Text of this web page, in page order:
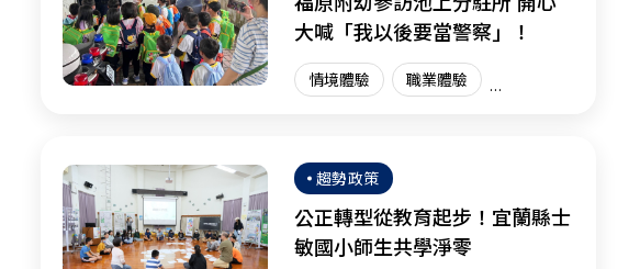
大喊「我以後要當警察」！
情境體驗 職業體驗
臺灣現場
趨勢政策
公正轉型從教育起步！宜蘭縣士
敏國小師生共學淨零